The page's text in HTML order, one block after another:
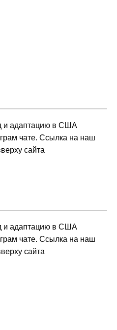
и адаптацию в США
чате. Ссылка на наш
сайта
и адаптацию в США
чате. Ссылка на наш
сайта